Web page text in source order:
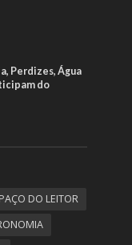
Perdizes, Água
do
DO LEITOR